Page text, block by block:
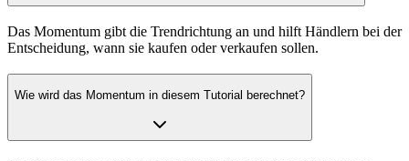
Das Momentum gibt die Trendrichtung an und hilft Händlern bei der
Entscheidung, wann sie kaufen oder verkaufen sollen.
Wie wird das Momentum in diesem Tutorial berechnet?